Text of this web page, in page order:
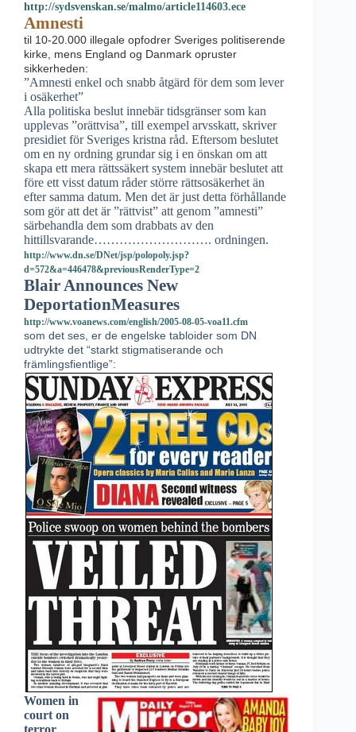
http://sydsvenskan.se/malmo/article114603.ece
Amnesti
til 10-20.000 illegale opfodrer Sveriges politiserende
kirke, mens England og Danmark opruster
sikkerheden:
”Amnesti enkel och snabb åtgärd för dem som lever
i osäkerhet”
Alla politiska beslut innebär tidsgränser som kan
upplevas ”orättvisa”, till exempel arvsskatt, skriver
presidiet för Sveriges kristna råd. Eftersom beslutet
om en ny ordning grundar sig i en önskan om att
skapa ett mera rättssäkert system innebär beslutet att
före ett visst datum råder större rättsosäkerhet än
efter samma datum. Men det är just detta förhållande
som gör att det är ”rättvist” att genom ”amnesti”
särbehandla dem som drabbats av den
hittillsvarande………………………. ordningen.
http://www.dn.se/DNet/jsp/polopoly.jsp?
d=572&a=446478&previousRenderType=2
Blair Announces New
DeportationMeasures
http://www.voanews.com/english/2005-08-05-voa11.cfm
som det ses, er de engelske tabloider som DN
udtrykte det “starkt stigmatiserande och
främlingsfientlige”:
Women in
court on